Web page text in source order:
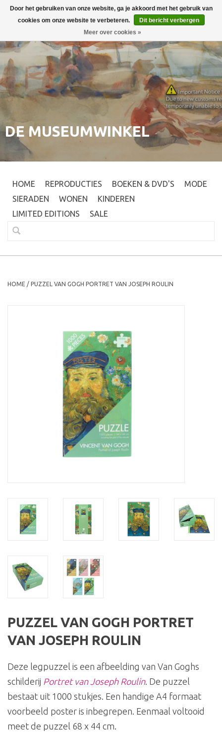
Inloggen 0
DE MUSEUMWINKEL
HOME REPRODUCTIES BOEKEN & DVD'S
MODE
SIERADEN
WONEN
KINDEREN
LIMITED EDITIONS
SALE
HOME / PUZZEL VAN GOGH PORTRET VAN JOSEPH ROULIN
PUZZEL VAN GOGH PORTRET
VAN JOSEPH ROULIN
Deze legpuzzel is een afbeelding van Van Goghs
schilderij Portret van Joseph Roulin. De puzzel
bestaat uit 1000 stukjes. Een handige A4 formaat
voorbeeld poster is inbegrepen. Eenmaal voltooid
meet de puzzel 68 x 44 cm.
Door het gebruiken van onze website, ga je akkoord met het gebruik van
cookies om onze website te verbeteren.
Dit bericht verbergen
Meer over cookies »